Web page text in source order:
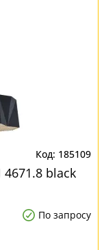
185109
black
По запросу